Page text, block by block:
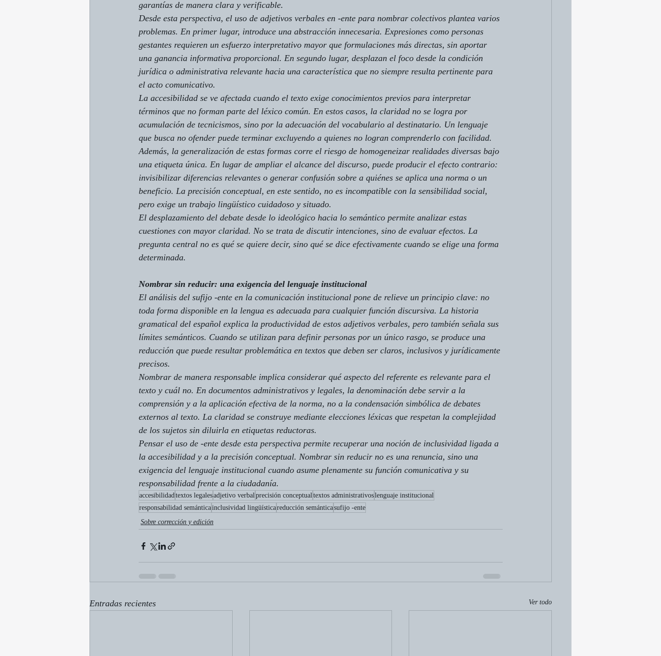
garantías de manera clara y verificable.
Desde esta perspectiva, el uso de adjetivos verbales en -ente para nombrar colectivos plantea varios
problemas. En primer lugar, introduce una abstracción innecesaria. Expresiones como personas
gestantes requieren un esfuerzo interpretativo mayor que formulaciones más directas, sin aportar
una ganancia informativa proporcional. En segundo lugar, desplazan el foco desde la condición
jurídica o administrativa relevante hacia una característica que no siempre resulta pertinente para
el acto comunicativo.
La accesibilidad se ve afectada cuando el texto exige conocimientos previos para interpretar
términos que no forman parte del léxico común. En estos casos, la claridad no se logra por
acumulación de tecnicismos, sino por la adecuación del vocabulario al destinatario. Un lenguaje
que busca no ofender puede terminar excluyendo a quienes no logran comprenderlo con facilidad.
Además, la generalización de estas formas corre el riesgo de homogeneizar realidades diversas bajo
una etiqueta única. En lugar de ampliar el alcance del discurso, puede producir el efecto contrario:
invisibilizar diferencias relevantes o generar confusión sobre a quiénes se aplica una norma o un
beneficio. La precisión conceptual, en este sentido, no es incompatible con la sensibilidad social,
pero exige un trabajo lingüístico cuidadoso y situado.
El desplazamiento del debate desde lo ideológico hacia lo semántico permite analizar estas
cuestiones con mayor claridad. No se trata de discutir intenciones, sino de evaluar efectos. La
pregunta central no es qué se quiere decir, sino qué se dice efectivamente cuando se elige una forma
determinada.
Nombrar sin reducir: una exigencia del lenguaje institucional
El análisis del sufijo -ente en la comunicación institucional pone de relieve un principio clave: no
toda forma disponible en la lengua es adecuada para cualquier función discursiva. La historia
gramatical del español explica la productividad de estos adjetivos verbales, pero también señala sus
límites semánticos. Cuando se utilizan para definir personas por un único rasgo, se produce una
reducción que puede resultar problemática en textos que deben ser claros, inclusivos y jurídicamente
precisos.
Nombrar de manera responsable implica considerar qué aspecto del referente es relevante para el
texto y cuál no. En documentos administrativos y legales, la denominación debe servir a la
comprensión y a la aplicación efectiva de la norma, no a la condensación simbólica de debates
externos al texto. La claridad se construye mediante elecciones léxicas que respetan la complejidad
de los sujetos sin diluirla en etiquetas reductoras.
Pensar el uso de -ente desde esta perspectiva permite recuperar una noción de inclusividad ligada a
la accesibilidad y a la precisión conceptual. Nombrar sin reducir no es una renuncia, sino una
exigencia del lenguaje institucional cuando asume plenamente su función comunicativa y su
responsabilidad frente a la ciudadanía.
accesibilidadtextos legalesadjetivo verbalprecisión conceptualtextos administrativoslenguaje institucional
responsabilidad semánticainclusividad lingüísticareducción semánticasufijo -ente
Sobre corrección y edición
Entradas recientes Ver todo